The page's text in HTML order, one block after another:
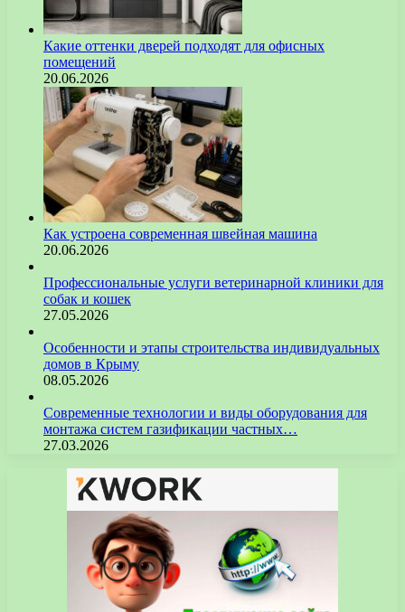
Какие оттенки дверей подходят для офисных
помещений
20.06.2026
Как устроена современная швейная машина
20.06.2026
Профессиональные услуги ветеринарной клиники для
собак и кошек
27.05.2026
Особенности и этапы строительства индивидуальных
домов в Крыму
08.05.2026
Современные технологии и виды оборудования для
монтажа систем газификации частных…
27.03.2026